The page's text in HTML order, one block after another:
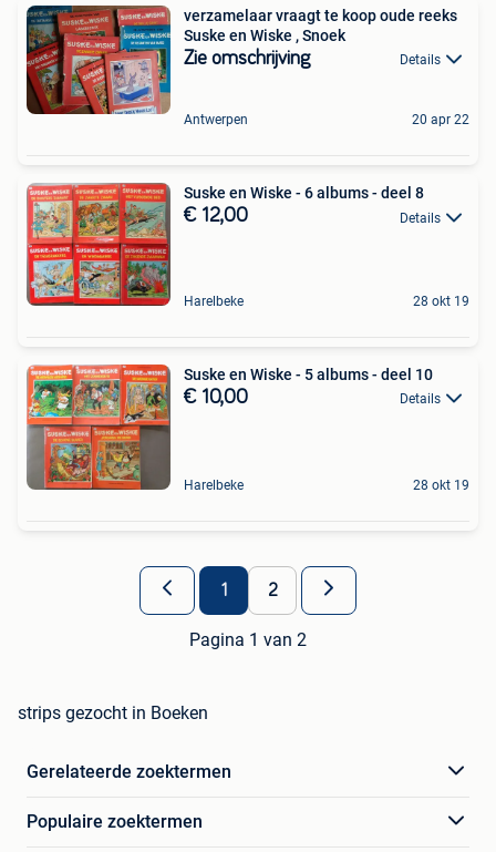
verzamelaar vraagt te koop oude reeks
Suske en Wiske , Snoek
Zie omschrijving Details
Antwerpen 20 apr 22
Suske en Wiske - 6 albums - deel 8
€ 12,00 Details
Harelbeke 28 okt 19
Suske en Wiske - 5 albums - deel 10
€ 10,00 Details
Harelbeke 28 okt 19
1 2
Pagina 1 van 2
strips gezocht in Boeken
Gerelateerde zoektermen
Populaire zoektermen